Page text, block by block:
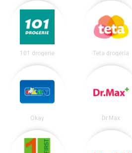
101 drogerie Teta drogéria
Okay Dr.Max